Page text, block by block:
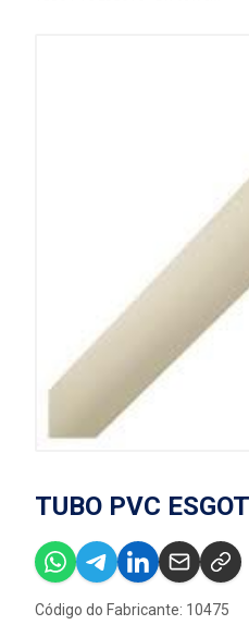
TUBO PVC
Código do Fabricante: 10475